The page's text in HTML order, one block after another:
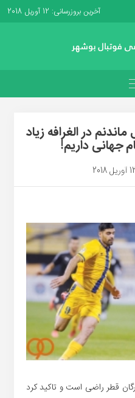
آخرین بروزرسانی: 12 آوریل 2018
در الغرافه زیاد
جهانی داریم!
قطر راضی است و تاکید کرد